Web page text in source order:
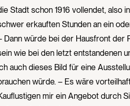
Stadt schon 1916 vollendet, also
erkauften Stunden an ein
Dann würde bei der Hausfront der
wie bei den letzt entstandenen
auch dieses Bild für eine
würde. – Es wäre
mir ein Angebot durch